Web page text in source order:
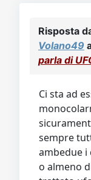
Risposta
Volano49
parla di
Ci sta ad
sempre
ambedue i
o almeno